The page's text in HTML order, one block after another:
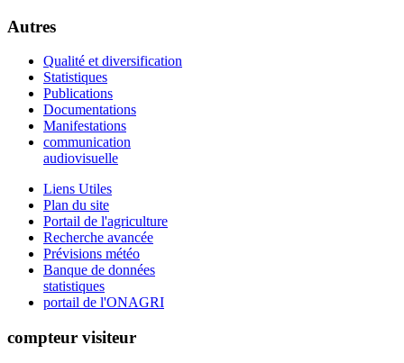
Autres
Qualité et diversification
Statistiques
Publications
Documentations
Manifestations
communication
audiovisuelle
Liens Utiles
Plan du site
Portail de l'agriculture
Recherche avancée
Prévisions météo
Banque de données
statistiques
portail de l'ONAGRI
compteur visiteur